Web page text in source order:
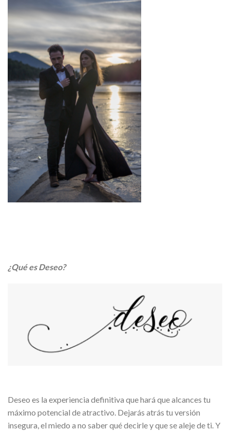
¿Qué es Deseo?
Deseo es la experiencia definitiva que hará que alcances tu
máximo potencial de atractivo. Dejarás atrás tu versión
insegura, el miedo a no saber qué decirle y que se aleje de ti. Y